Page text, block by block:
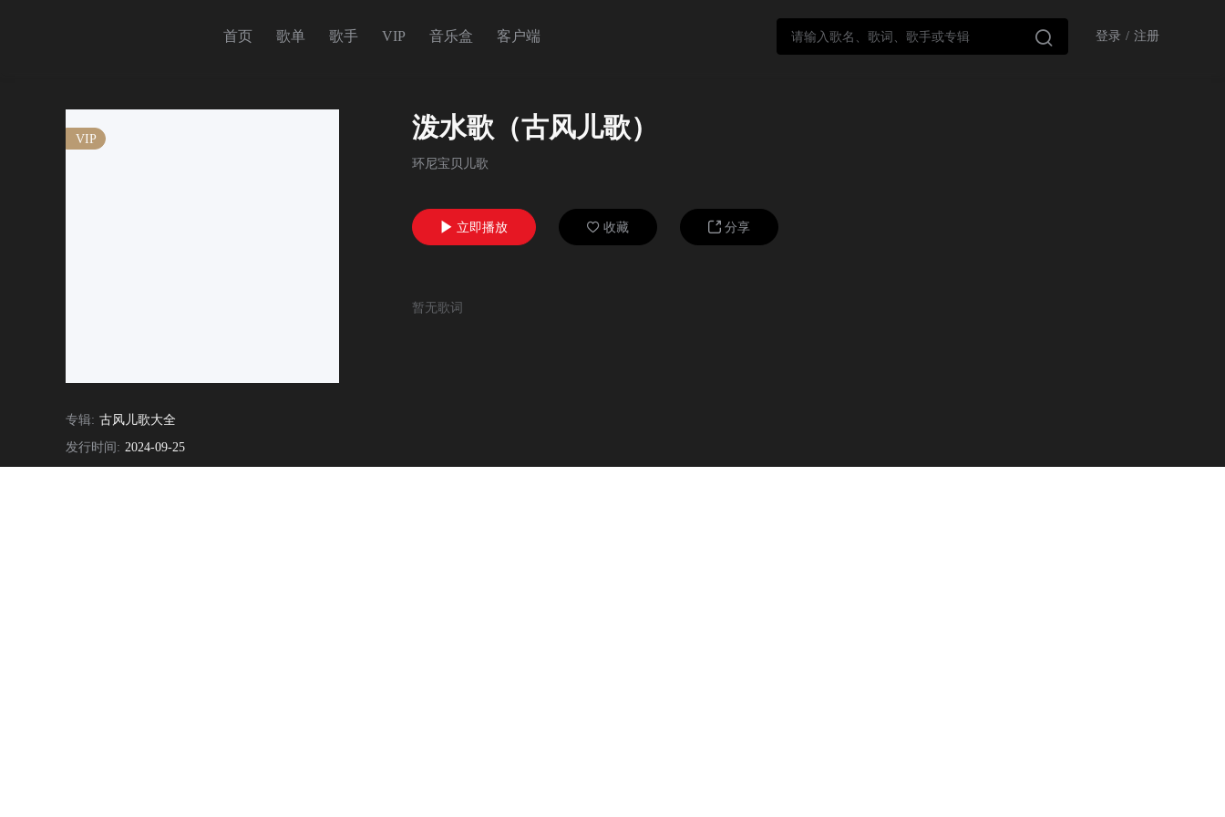
首页 歌单 歌手 VIP 音乐盒 客户端  登录 / 注册
VIP
专辑: 古风儿歌大全
发行时间: 2024-09-25
泼水歌（古风儿歌）
环尼宝贝儿歌
 立即播放  收藏  分享
暂无歌词